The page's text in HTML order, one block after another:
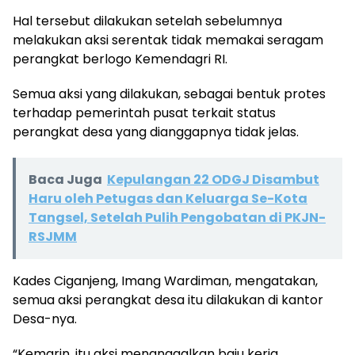
Hal tersebut dilakukan setelah sebelumnya
melakukan aksi serentak tidak memakai seragam
perangkat berlogo Kemendagri RI.
Semua aksi yang dilakukan, sebagai bentuk protes
terhadap pemerintah pusat terkait status
perangkat desa yang dianggapnya tidak jelas.
Baca Juga Kepulangan 22 ODGJ Disambut
Haru oleh Petugas dan Keluarga Se-Kota
Tangsel, Setelah Pulih Pengobatan di PKJN-
RSJMM
Kades Ciganjeng, Imang Wardiman, mengatakan,
semua aksi perangkat desa itu dilakukan di kantor
Desa-nya.